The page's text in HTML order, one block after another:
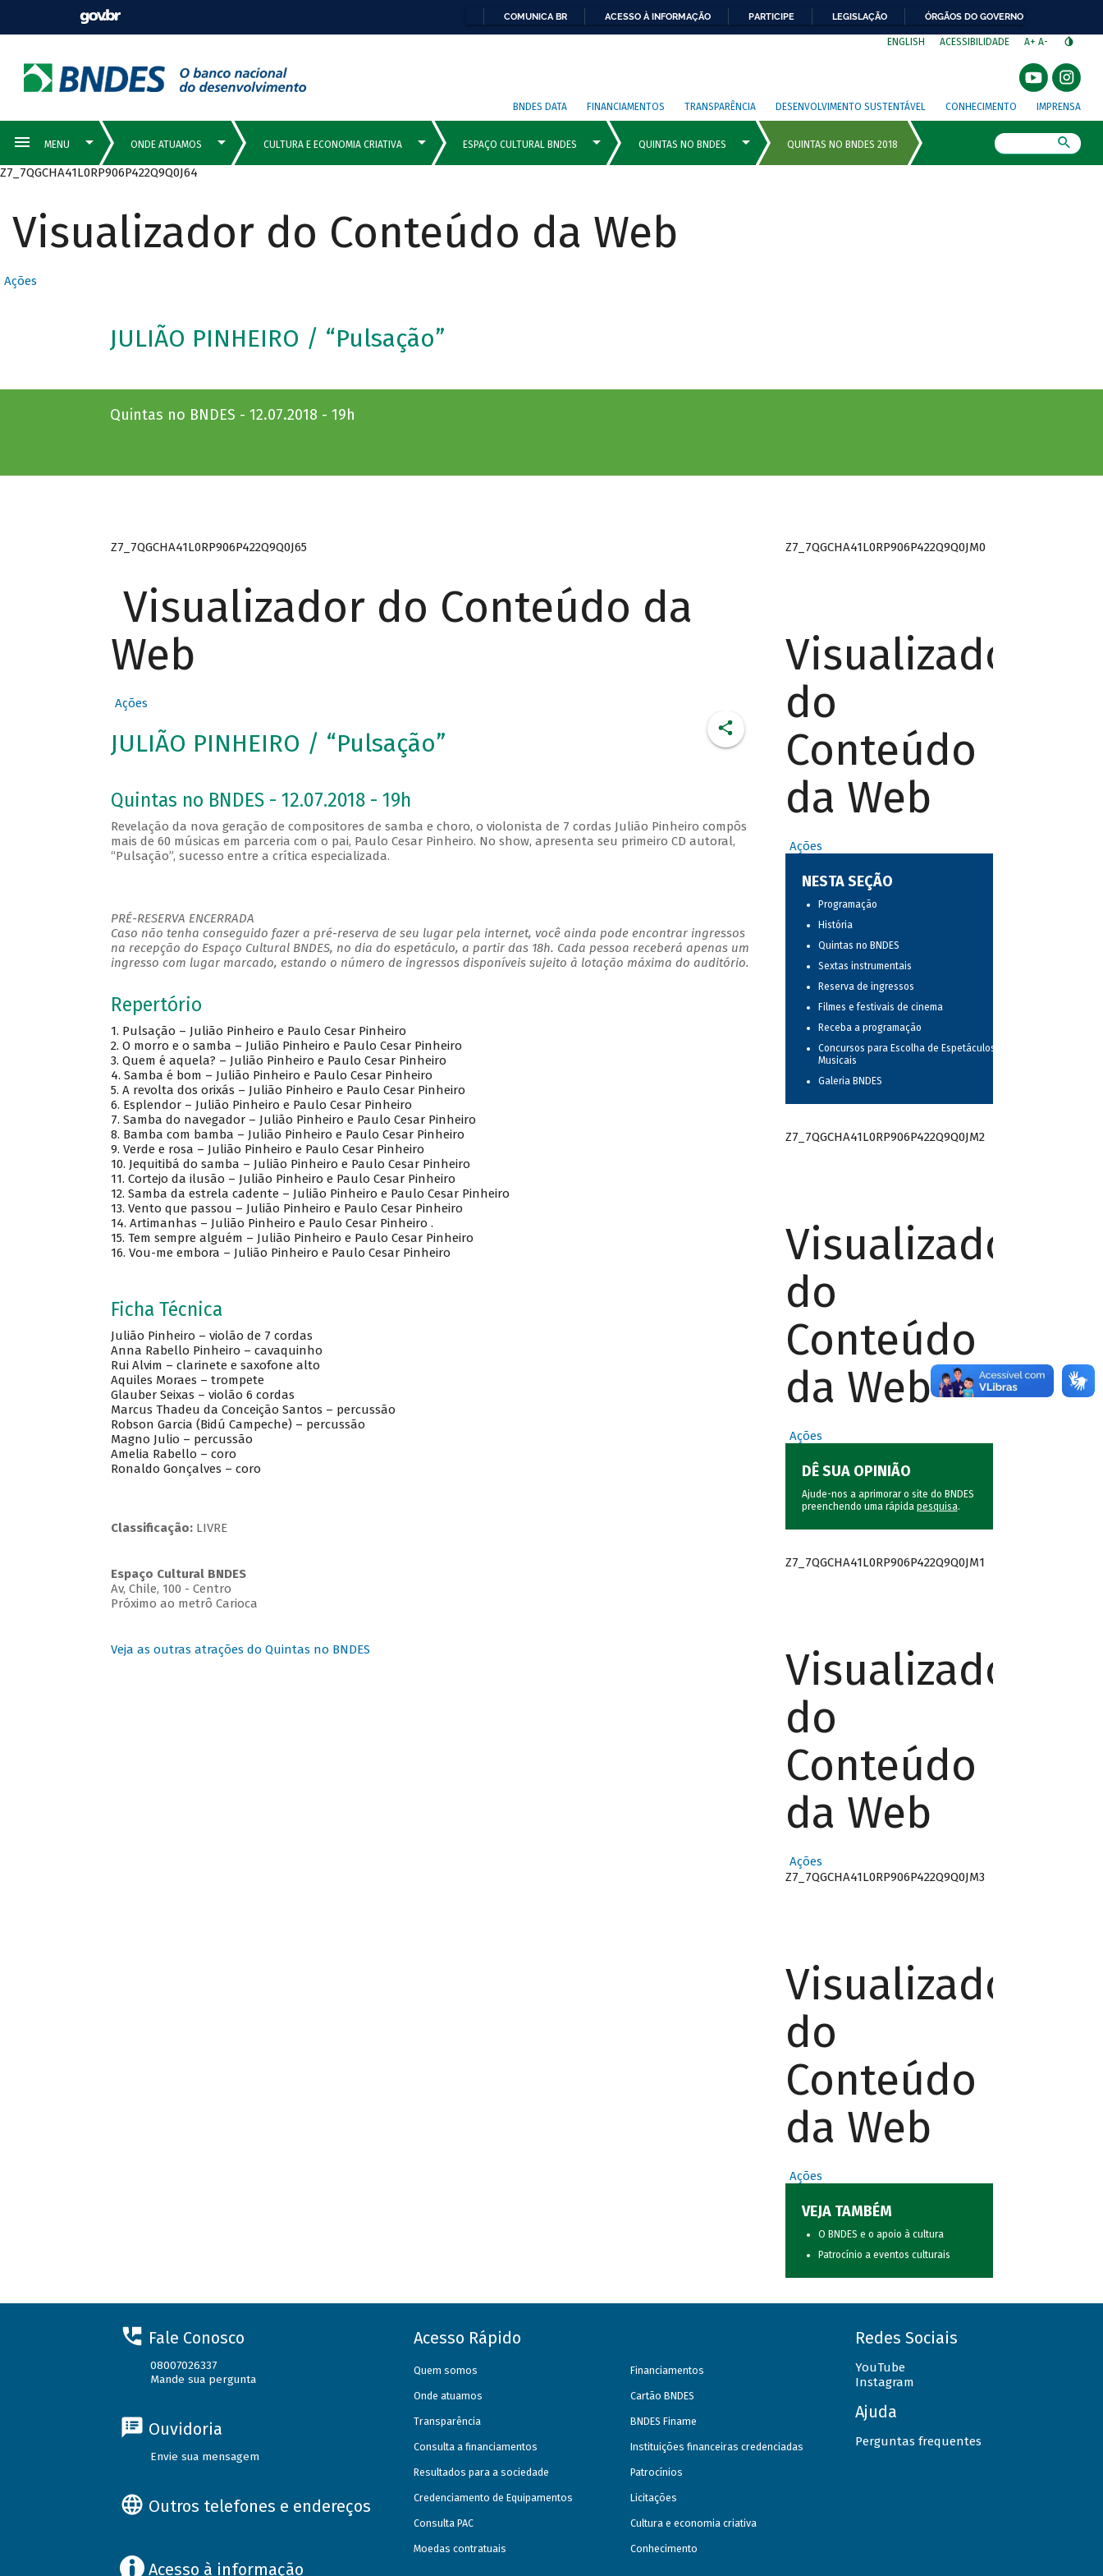
COMUNICA BR ACESSO À INFORMAÇÃO PARTICIPE LEGISLAÇÃO ÓRGÃOS DO GOVERNO
ENGLISH ACESSIBILIDADE A+ A-
BNDES DATA FINANCIAMENTOS TRANSPARÊNCIA DESENVOLVIMENTO SUSTENTÁVEL CONHECIMENTO IMPRENSA
Z7_7QGCHA41L0RP906P422Q9Q0J64
Visualizador do Conteúdo da Web
Ações
JULIÃO PINHEIRO / “Pulsação”
Quintas no BNDES - 12.07.2018 - 19h
Z7_7QGCHA41L0RP906P422Q9Q0J65
Visualizador do Conteúdo da
Web
Ações
JULIÃO PINHEIRO / “Pulsação”
Quintas no BNDES - 12.07.2018 - 19h
Revelação da nova geração de compositores de samba e choro, o violonista de 7 cordas Julião Pinheiro compôs
mais de 60 músicas em parceria com o pai, Paulo Cesar Pinheiro. No show, apresenta seu primeiro CD autoral,
“Pulsação”, sucesso entre a crítica especializada.
PRÉ-RESERVA ENCERRADA
Caso não tenha conseguido fazer a pré-reserva de seu lugar pela internet, você ainda pode encontrar ingressos
na recepção do Espaço Cultural BNDES, no dia do espetáculo, a partir das 18h. Cada pessoa receberá apenas um
ingresso com lugar marcado, estando o número de ingressos disponíveis sujeito à lotação máxima do auditório.
Repertório
1. Pulsação – Julião Pinheiro e Paulo Cesar Pinheiro
2. O morro e o samba – Julião Pinheiro e Paulo Cesar Pinheiro
3. Quem é aquela? – Julião Pinheiro e Paulo Cesar Pinheiro
4. Samba é bom – Julião Pinheiro e Paulo Cesar Pinheiro
5. A revolta dos orixás – Julião Pinheiro e Paulo Cesar Pinheiro
6. Esplendor – Julião Pinheiro e Paulo Cesar Pinheiro
7. Samba do navegador – Julião Pinheiro e Paulo Cesar Pinheiro
8. Bamba com bamba – Julião Pinheiro e Paulo Cesar Pinheiro
9. Verde e rosa – Julião Pinheiro e Paulo Cesar Pinheiro
10. Jequitibá do samba – Julião Pinheiro e Paulo Cesar Pinheiro
11. Cortejo da ilusão – Julião Pinheiro e Paulo Cesar Pinheiro
12. Samba da estrela cadente – Julião Pinheiro e Paulo Cesar Pinheiro
13. Vento que passou – Julião Pinheiro e Paulo Cesar Pinheiro
14. Artimanhas – Julião Pinheiro e Paulo Cesar Pinheiro .
15. Tem sempre alguém – Julião Pinheiro e Paulo Cesar Pinheiro
16. Vou-me embora – Julião Pinheiro e Paulo Cesar Pinheiro
Ficha Técnica
Julião Pinheiro – violão de 7 cordas
Anna Rabello Pinheiro – cavaquinho
Rui Alvim – clarinete e saxofone alto
Aquiles Moraes – trompete
Glauber Seixas – violão 6 cordas
Marcus Thadeu da Conceição Santos – percussão
Robson Garcia (Bidú Campeche) – percussão
Magno Julio – percussão
Amelia Rabello – coro
Ronaldo Gonçalves – coro
Classificação: LIVRE
Espaço Cultural BNDES
Av, Chile, 100 - Centro
Próximo ao metrô Carioca
Veja as outras atrações do Quintas no BNDES
Z7_7QGCHA41L0RP906P422Q9Q0JM0
Visualizador
do
Conteúdo
da Web
Ações
NESTA SEÇÃO
Programação
História
Quintas no BNDES
Sextas instrumentais
Reserva de ingressos
Filmes e festivais de cinema
Receba a programação
Concursos para Escolha de Espetáculos
Musicais
Galeria BNDES
Z7_7QGCHA41L0RP906P422Q9Q0JM2
Visualizador
do
Conteúdo
da Web
Ações
DÊ SUA OPINIÃO
Ajude-nos a aprimorar o site do BNDES
preenchendo uma rápida pesquisa.
Z7_7QGCHA41L0RP906P422Q9Q0JM1
Visualizador
do
Conteúdo
da Web
Ações
Z7_7QGCHA41L0RP906P422Q9Q0JM3
Visualizador
do
Conteúdo
da Web
Ações
VEJA TAMBÉM
O BNDES e o apoio à cultura
Patrocínio a eventos culturais
Fale Conosco
08007026337
Mande sua pergunta
Ouvidoria
Envie sua mensagem
Outros telefones e endereços
Acesso à informação
Acesso Rápido
Quem somos
Onde atuamos
Transparência
Consulta a financiamentos
Resultados para a sociedade
Credenciamento de Equipamentos
Consulta PAC
Moedas contratuais
Financiamentos
Cartão BNDES
BNDES Finame
Instituições financeiras credenciadas
Patrocínios
Licitações
Cultura e economia criativa
Conhecimento
Redes Sociais
YouTube
Instagram
Ajuda
Perguntas frequentes